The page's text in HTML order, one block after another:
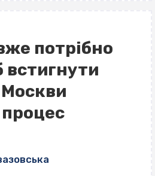
потрібно
встигнути
Москви